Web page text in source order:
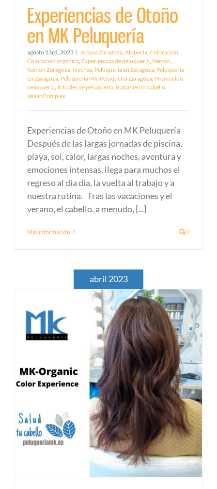
Experiencias de Otoño
en MK Peluquería
agosto 23rd, 2023 | Actyva Zaragoza Alopecia Coloracion
Coloracion organica Experiencias de peluquería Kemon
Kemon Zaragoza mechas Peluqueria en Zaragoza Peluquería
en Zaragoza Peluquería Mk Peluquería Zaragoza Promoción
peluquería Rituales de peluquería tratamiento cabello
VelianComplex
Experiencias de Otoño en MK Peluquería
Después de las largas jornadas de piscina,
playa, sol, calor, largas noches, aventura y
emociones intensas, llega para muchos el
regreso al día día, la vuelta al trabajo y a
nuestra rutina. Tras las vacaciones y el
verano, el cabello, a menudo, [...]
Más información 0
abril 2023